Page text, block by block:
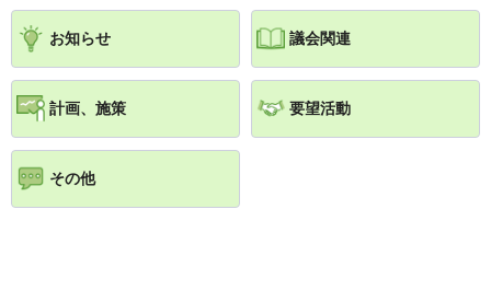
お知らせ 議会関連
計画、施策 要望活動
その他